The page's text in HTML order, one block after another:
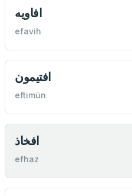
افاويه
efavih
افتيمون
eftimün
افخاذ
efhaz